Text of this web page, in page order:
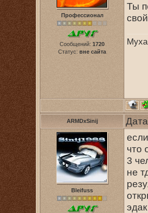
Профессионал
Сообщений: 1720
Статус: вне сайта
Ты
ARMDxSinij
Bleifuss
что
3
не